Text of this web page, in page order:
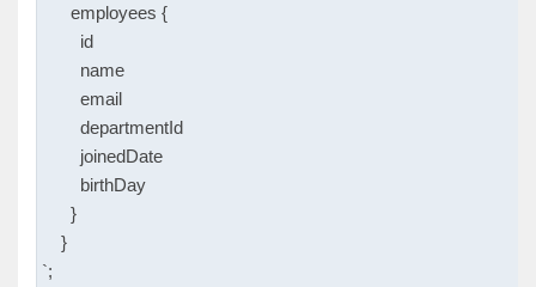
      employees {
        id
        name
        email
        departmentId
        joinedDate
        birthDay
      }
    }
`;